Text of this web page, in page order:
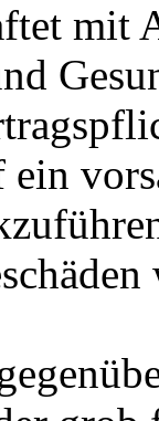
mit
ein